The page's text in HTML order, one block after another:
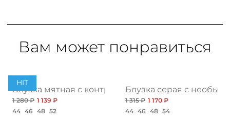
Вам может понравиться
HIT
Блузка мятная с контрастной отделкой
1 280 ₽ 1 139 ₽
44 46 48 52
Блузка серая с
1 315 ₽ 1 170 ₽
44 46 48 54